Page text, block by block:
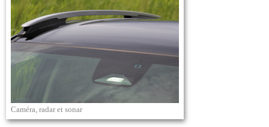
Caméra, radar et sonar